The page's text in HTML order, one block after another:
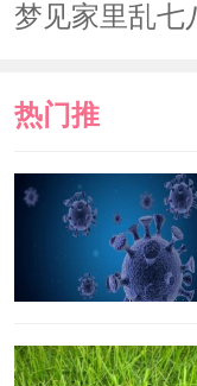
梦见家里乱七
热门推
荐